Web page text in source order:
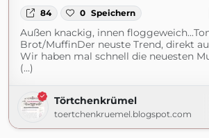
84 0 Speichern
Außen knackig, innen
Brot/MuffinDer neuste Trend, direkt
Wir haben mal schnell die neuesten
(...)
Törtchenkrümel
toertchenkruemel.blogspot.com